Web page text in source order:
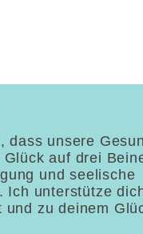
dass unsere
auf drei
und seelische
Ich unterstütze
und zu deinem